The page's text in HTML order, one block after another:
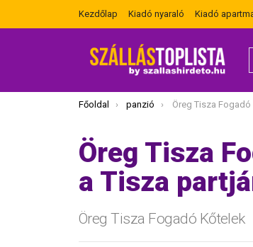
Kezdőlap Kiadó nyaraló Kiadó
Itt vagy most:
Főoldal panzió Öreg Tisza Fogadó
Öreg Tisza
a Tisza
Öreg Tisza Fogadó Kőtelek